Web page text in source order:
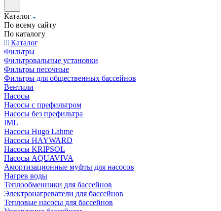
Каталог
По всему сайту
По каталогу
Каталог
Фильтры
Фильтровальные установки
Фильтры песочные
Фильтры для общественных бассейнов
Вентили
Насосы
Насосы с префильтром
Насосы без префильтра
IML
Насосы Hugo Lahme
Насосы HAYWARD
Насосы KRIPSOL
Насосы AQUAVIVA
Амортизационные муфты для насосов
Нагрев воды
Теплообменники для бассейнов
Электронагреватели для бассейнов
Тепловые насосы для бассейнов